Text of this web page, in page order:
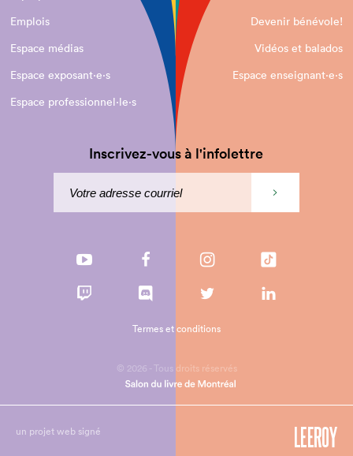
Emplois
Devenir bénévole!
Espace médias
Vidéos et balados
Espace exposant·e⋅s
Espace enseignant·e⋅s
Espace professionnel·le⋅s
Inscrivez-vous à l'infolettre
© 2026 - Tous droits réservés
Termes et conditions
un projet web signé